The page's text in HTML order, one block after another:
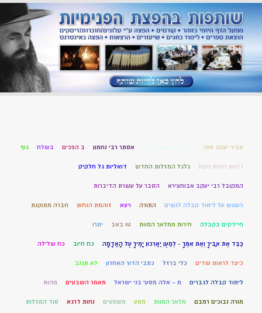
אביר יעקב ספר אסתר רבי נחמון ב הפכים בשלח גוף
גירוש רוחות רעות גלגל המזלות החדש דואליות גל חלקיק
המקובל רבי יעקב אבוחצירא הסבר על עשרת הדיברות
העונש על לימוד קבלה לנשים התורה ויצא זוהמת הנחש חברה מתוקנת
חיידקים בקבלה חירות ממלאך המוות טו באב יתרו
כַּבֵּד אֶת אָבִיךָ וְאֶת אִמֶּךָ - לְמַעַן יַאֲרִכוּן יָמֶיךָ עַל הָאֲדָמָה כח חיוב כח שלילה
כיצד לראות שדים כלי ברזל כתבי הדור האחרון לֹא תִגְנֹב.
לימוד קבלה לגברים מ – אלה מסעי בני ישראל מאמר השבטים מהות
מורה נבוכים רמבם מלאך המוות מסע משפטים נחות דרגא סוד המזלות